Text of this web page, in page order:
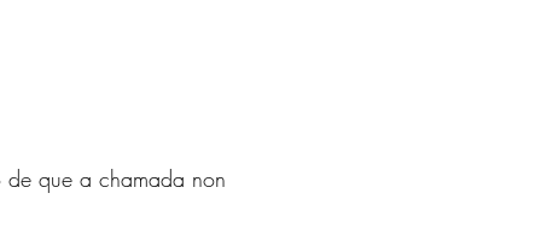
de que a chamada non